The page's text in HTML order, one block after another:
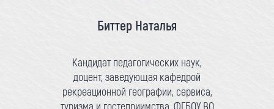
Биттер Наталья
Кандидат педагогических наук,
доцент, заведующая кафедрой
рекреационной географии, сервиса,
туризма и гостеприимства, ФГБОУ ВО